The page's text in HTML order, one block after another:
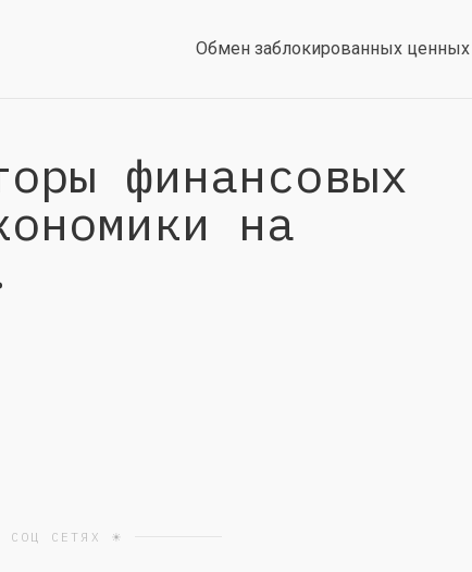
Обмен заблокированных ценных
финансовых
на
СОЦ СЕТЯХ ☀